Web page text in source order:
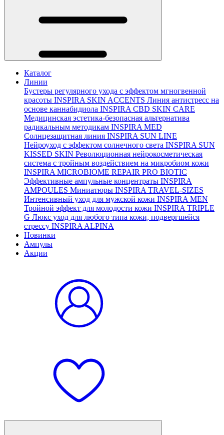
Каталог
Линии
Бустеры регулярного ухода с эффектом мгногвенной
красоты INSPIRA SKIN ACCENTS Линия антистресс на
основе каннабидиола INSPIRA CBD SKIN CARE
Медицинская эстетика-безопасная альтернатива
радикальным методикам INSPIRA MED
Солнцезащитная линия INSPIRA SUN LINE
Нейроуход с эффектом солнечного света INSPIRA SUN
KISSED SKIN Революционная нейрокосметическая
система с тройным воздействием на микробиом кожи
INSPIRA MICROBIOME REPAIR PRO BIOTIC
Эффективные ампульные концентраты INSPIRA
AMPOULES Миниатюры INSPIRA TRAVEL-SIZES
Интенсивный уход для мужской кожи INSPIRA MEN
Тройной эффект для молодости кожи INSPIRA TRIPLE
G Люкс уход для любого типа кожи, подвергшейся
стрессу INSPIRA ALPINA
Новинки
Ампулы
Акции